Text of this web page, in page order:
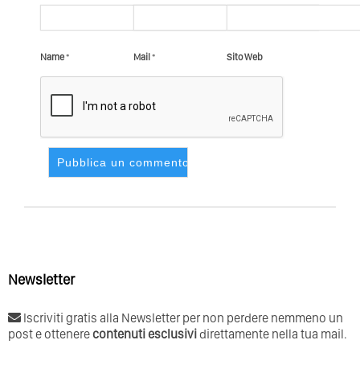
Name* Mail * Sito Web
Newsletter
Iscriviti gratis alla Newsletter per non perdere nemmeno un
post e ottenerecontenuti esclusividirettamente nella tua mail.